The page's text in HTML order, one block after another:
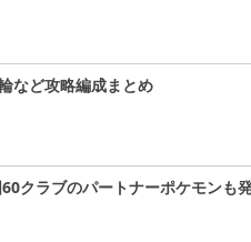
など攻略編成まとめ
クラブのパートナーポケモンも